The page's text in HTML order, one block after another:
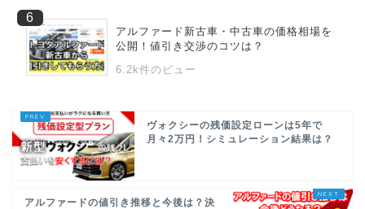
アルファード新古車・中古車の価格相場を
公開！値引き交渉のコツは？
6.2k件のビュー
ヴォクシーの残価設定ローンは5年で
月々2万円！シミュレーション結果は？
アルファードの値引き推移と今後は？決